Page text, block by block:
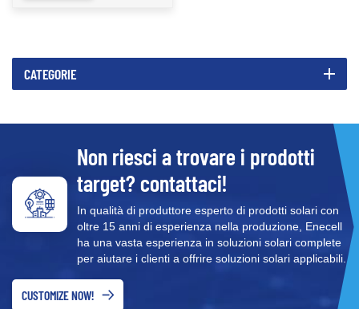
CATEGORIE
Non riesci a trovare i prodotti
target? contattaci!
In qualità di produttore esperto di prodotti solari con
oltre 15 anni di esperienza nella produzione, Enecell
ha una vasta esperienza in soluzioni solari complete
per aiutare i clienti a offrire soluzioni solari applicabili.
CUSTOMIZE NOW!